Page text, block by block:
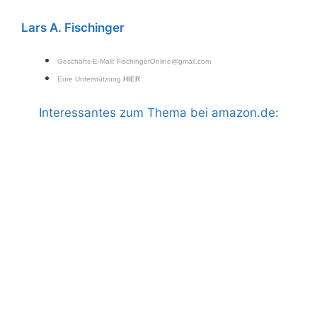
Lars A. Fischinger
Geschäfts-E-Mail: FischingerOnline@gmail.com
Eure Unterstützung HIER
Interessantes zum Thema bei amazon.de: